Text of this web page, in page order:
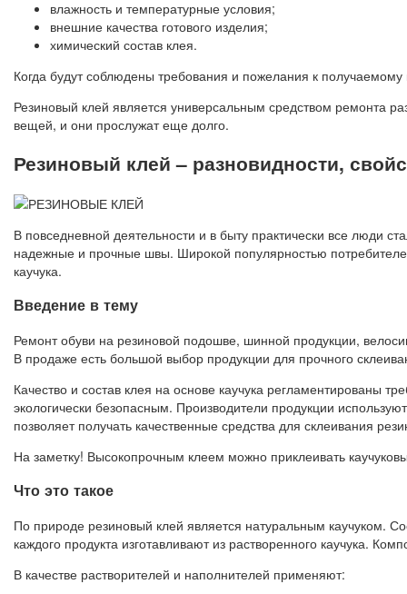
влажность и температурные условия;
внешние качества готового изделия;
химический состав клея.
Когда будут соблюдены требования и пожелания к
Резиновый клей является универсальным средством ремонта
вещей, и они прослужат еще долго.
Резиновый клей – разновидности,
В повседневной деятельности и в быту практически все люди
надежные и прочные швы. Широкой популярностью
каучука.
Введение в тему
Ремонт обуви на резиновой подошве, шинной продукции,
В продаже есть большой выбор продукции для прочного
Качество и состав клея на основе каучука регламентированы
экологически безопасным. Производители продукции
позволяет получать качественные средства для склеивания
На заметку! Высокопрочным клеем можно приклеивать
Что это такое
По природе резиновый клей является натуральным каучуком.
каждого продукта изготавливают из растворенного каучука.
В качестве растворителей и наполнителей применяют: